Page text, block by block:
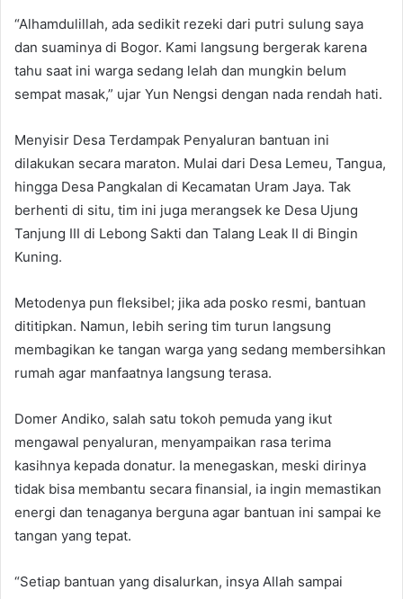
“Alhamdulillah, ada sedikit rezeki dari putri sulung saya
dan suaminya di Bogor. Kami langsung bergerak karena
tahu saat ini warga sedang lelah dan mungkin belum
sempat masak,” ujar Yun Nengsi dengan nada rendah hati.
Menyisir Desa Terdampak Penyaluran bantuan ini
dilakukan secara maraton. Mulai dari Desa Lemeu, Tangua,
hingga Desa Pangkalan di Kecamatan Uram Jaya. Tak
berhenti di situ, tim ini juga merangsek ke Desa Ujung
Tanjung III di Lebong Sakti dan Talang Leak II di Bingin
Kuning.
Metodenya pun fleksibel; jika ada posko resmi, bantuan
dititipkan. Namun, lebih sering tim turun langsung
membagikan ke tangan warga yang sedang membersihkan
rumah agar manfaatnya langsung terasa.
Domer Andiko, salah satu tokoh pemuda yang ikut
mengawal penyaluran, menyampaikan rasa terima
kasihnya kepada donatur. Ia menegaskan, meski dirinya
tidak bisa membantu secara finansial, ia ingin memastikan
energi dan tenaganya berguna agar bantuan ini sampai ke
tangan yang tepat.
“Setiap bantuan yang disalurkan, insya Allah sampai